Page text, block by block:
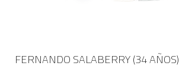
FERNANDO SALABERRY (34 AÑOS)